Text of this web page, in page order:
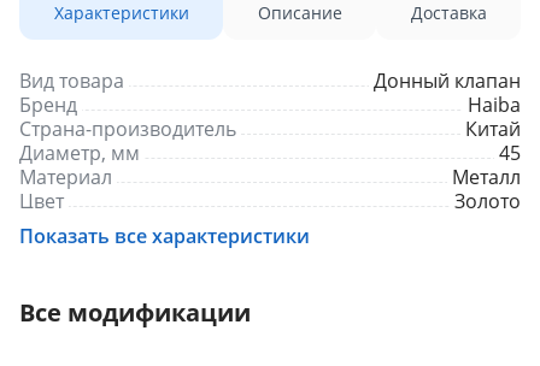
Характеристики Описание Доставка
Вид товара
Донный клапан
Бренд
Haiba
Страна-производитель
Китай
Диаметр, мм
45
Материал
Металл
Цвет
Золото
Размер
Показать все характеристики
Все модификации